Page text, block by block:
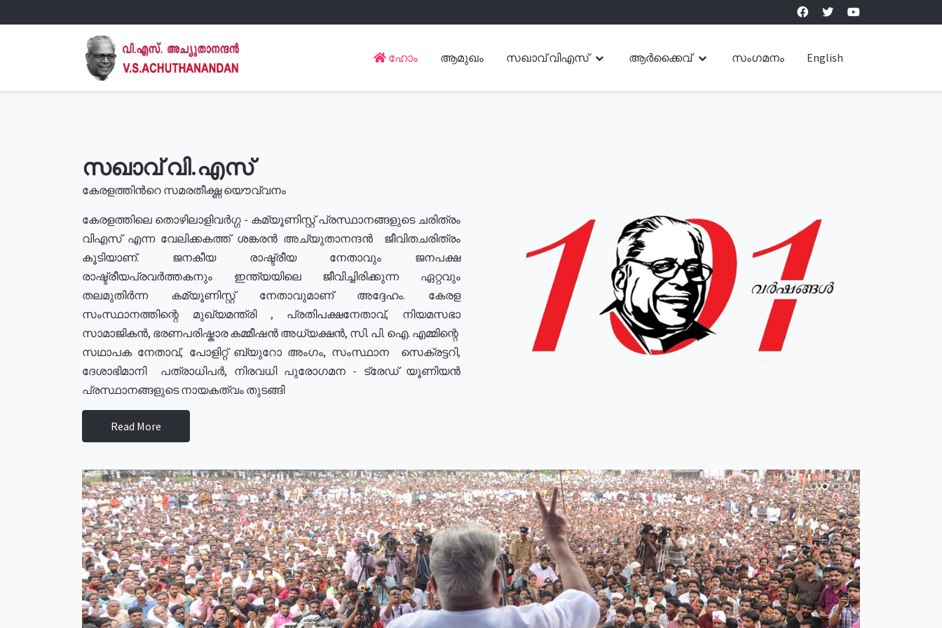
ഹോം ആമുഖം സഖാവ് വിഎസ് ആർക്കൈവ് സംഗമനം English
സഖാവ് വി.എസ്
കേരളത്തിൻറെ സമരതീക്ഷ്ണ യൌവ്വനം
കേരളത്തിലെ തൊഴിലാളിവർഗ്ഗ - കമ്യൂണിസ്റ്റ് പ്രസ്ഥാനങ്ങളുടെ ചരിത്രം
വിഎസ് എന്ന വേലിക്കകത്ത് ശങ്കരൻ അച്യുതാനന്ദൻ ജീവിതചരിത്രം
കൂടിയാണ്. ജനകീയ രാഷ്ട്രീയ നേതാവും ജനപക്ഷ
രാഷ്ട്രീയപ്രവർത്തകനും ഇന്ത്യയിലെ ജീവിച്ചിരിക്കുന്ന ഏറ്റവും
തലമുതിർന്ന കമ്യൂണിസ്റ്റ് നേതാവുമാണ് അദ്ദേഹം. കേരള
സംസ്ഥാനത്തിന്റെ മുഖ്യമന്ത്രി , പ്രതിപക്ഷനേതാവ്, നിയമസഭാ
സാമാജികൻ, ഭരണപരിഷ്കാര കമ്മീഷൻ അധ്യക്ഷൻ, സി. പി. ഐ. എമ്മിന്റെ
സഥാപക നേതാവ്, പോളിറ്റ് ബ്യുറോ അംഗം, സംസ്ഥാന സെക്രട്ടറി,
ദേശാഭിമാനി പത്രാധിപർ, നിരവധി പുരോഗമന - ട്രേഡ് യൂണിയൻ
പ്രസ്ഥാനങ്ങളുടെ നായകത്വം തുടങ്ങി
Read More